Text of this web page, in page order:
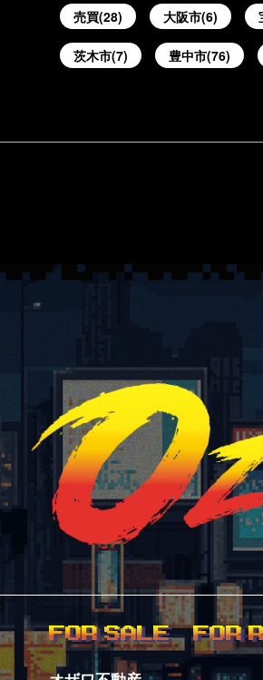
売買(28) 大阪市(6)
茨木市(7) 豊中市(76)
FOR SALE FOR